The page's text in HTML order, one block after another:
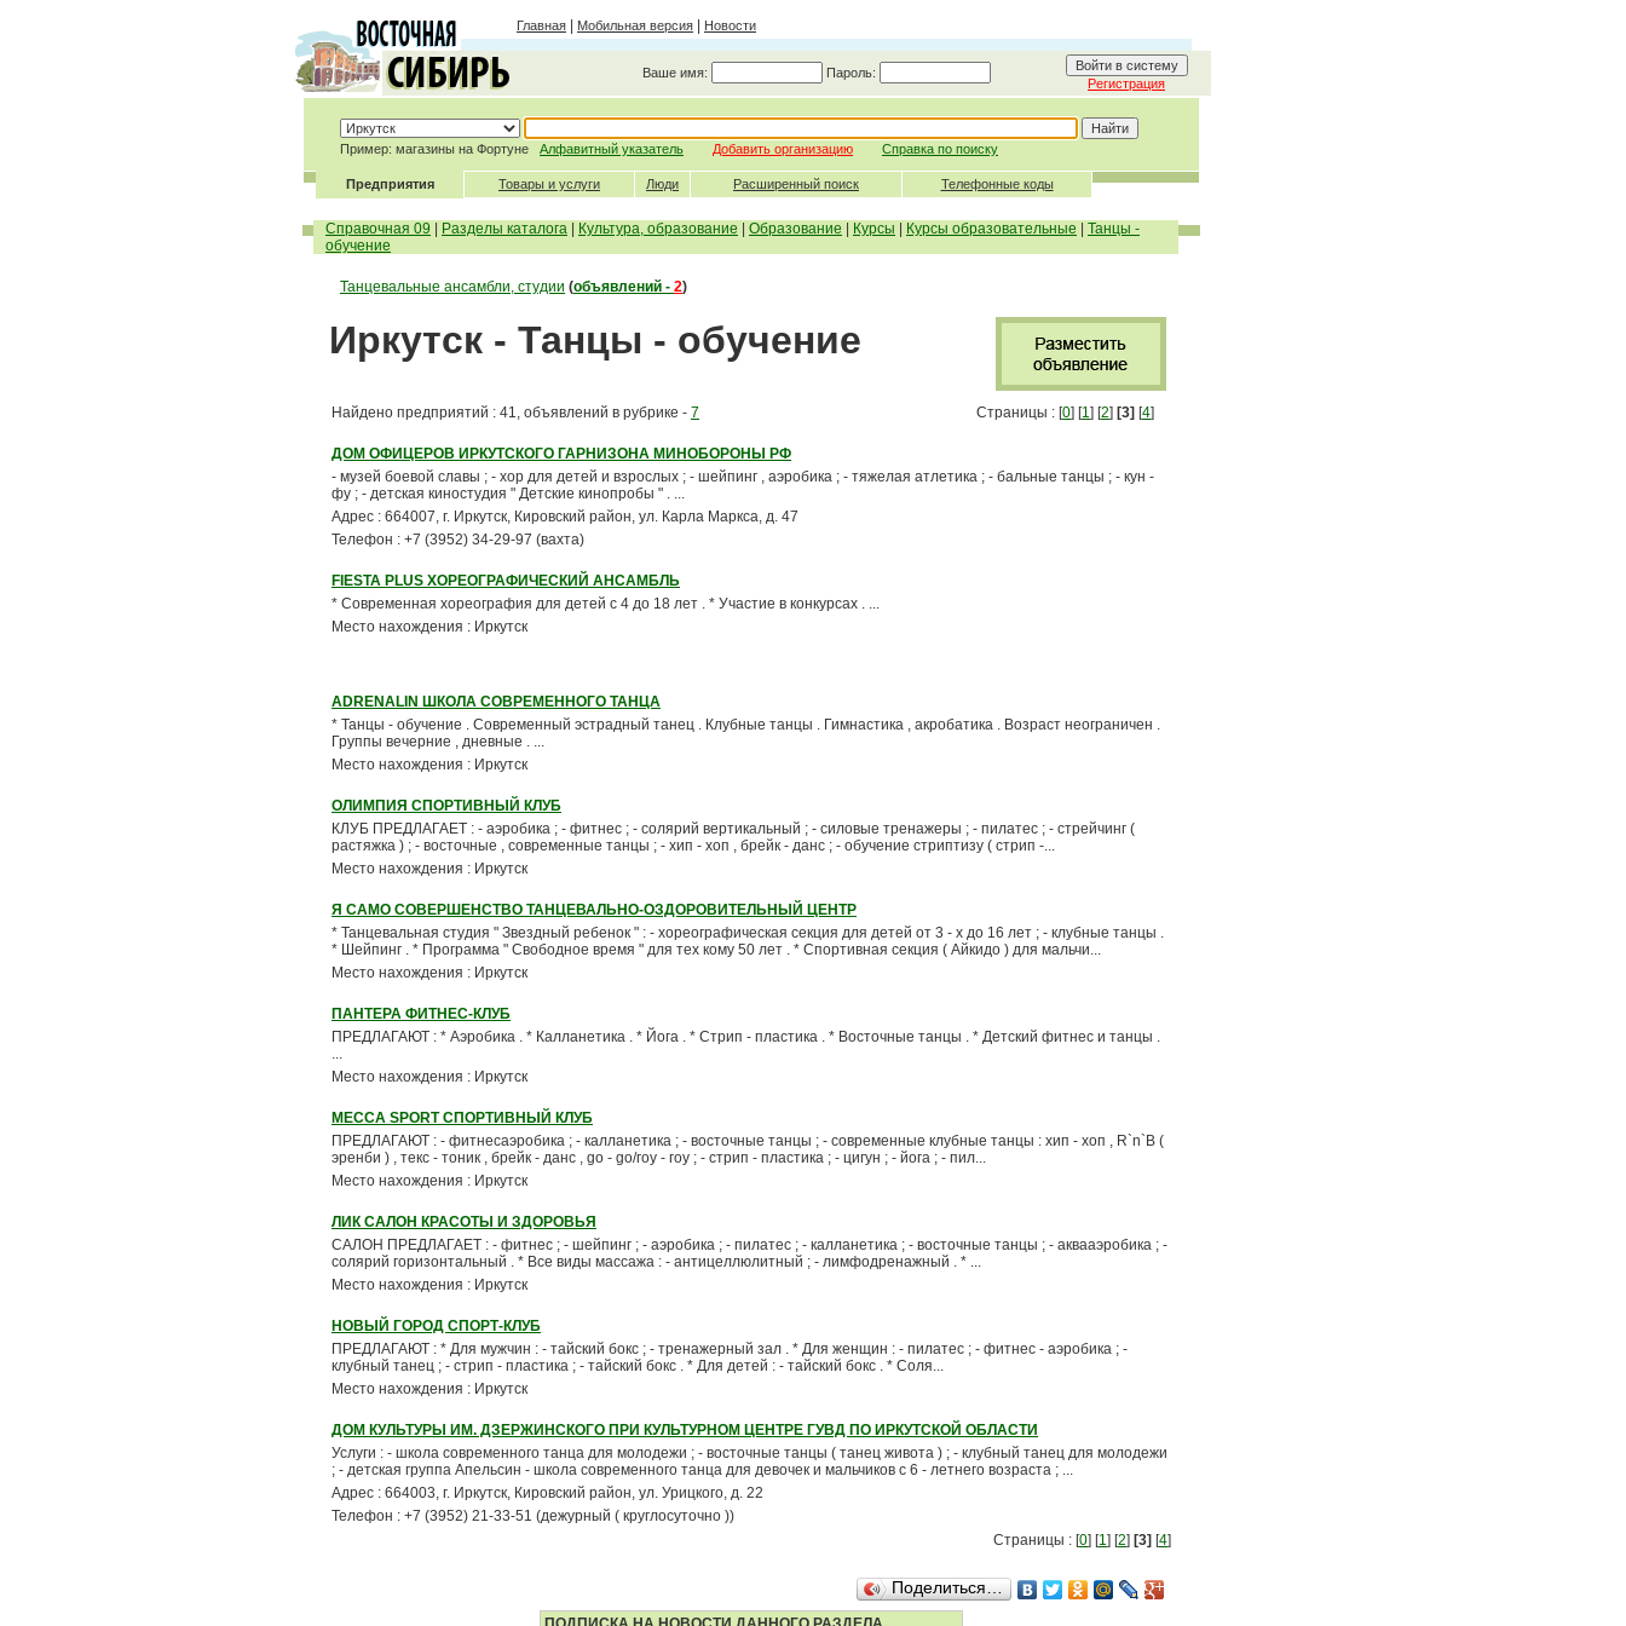
Главная Мобильная версия Новости
Ваше имя: Пароль:
Регистрация
Пример: магазины на Фортуне Алфавитный указатель Добавить организацию Справка по поиску
Предприятия Товары и услуги Люди Расширенный поиск Телефонные коды
Справочная 09 Разделы каталога Культура, образование Образование Курсы Курсы образовательные
Танцы -
обучение
Танцевальные ансамбли, студии (объявлений - 2)
Иркутск - Танцы - обучение
Найдено предприятий : 41, объявлений в рубрике - 7 Страницы : [0] [1] [2] [3] [4]
ДОМ ОФИЦЕРОВ ИРКУТСКОГО ГАРНИЗОНА МИНОБОРОНЫ РФ
- музей боевой славы ; - хор для детей и взрослых ; - шейпинг , аэробика ; - тяжелая атлетика ; - бальные танцы ; - кун -
фу ; - детская киностудия " Детские кинопробы " . ...
Адрес : 664007, г. Иркутск, Кировский район, ул. Карла Маркса, д. 47
Телефон : +7 (3952) 34-29-97 (вахта)
FIESTA PLUS ХОРЕОГРАФИЧЕСКИЙ АНСАМБЛЬ
* Современная хореография для детей с 4 до 18 лет . * Участие в конкурсах . ...
Место нахождения : Иркутск
ADRENALIN ШКОЛА СОВРЕМЕННОГО ТАНЦА
* Танцы - обучение . Современный эстрадный танец . Клубные танцы . Гимнастика , акробатика . Возраст неограничен .
Группы вечерние , дневные . ...
Место нахождения : Иркутск
ОЛИМПИЯ СПОРТИВНЫЙ КЛУБ
КЛУБ ПРЕДЛАГАЕТ : - аэробика ; - фитнес ; - солярий вертикальный ; - силовые тренажеры ; - пилатес ; - стрейчинг (
растяжка ) ; - восточные , современные танцы ; - хип - хоп , брейк - данс ; - обучение стриптизу ( стрип -...
Место нахождения : Иркутск
Я САМО СОВЕРШЕНСТВО ТАНЦЕВАЛЬНО-ОЗДОРОВИТЕЛЬНЫЙ ЦЕНТР
* Танцевальная студия " Звездный ребенок " : - хореографическая секция для детей от 3 - х до 16 лет ; - клубные танцы .
* Шейпинг . * Программа " Свободное время " для тех кому 50 лет . * Спортивная секция ( Айкидо ) для мальчи...
Место нахождения : Иркутск
ПАНТЕРА ФИТНЕС-КЛУБ
ПРЕДЛАГАЮТ : * Аэробика . * Калланетика . * Йога . * Стрип - пластика . * Восточные танцы . * Детский фитнес и танцы .
...
Место нахождения : Иркутск
MECCA SPORT СПОРТИВНЫЙ КЛУБ
ПРЕДЛАГАЮТ : - фитнесаэробика ; - калланетика ; - восточные танцы ; - современные клубные танцы : хип - хоп , R`n`B (
эренби ) , текс - тоник , брейк - данс , go - go/гоу - гоу ; - стрип - пластика ; - цигун ; - йога ; - пил...
Место нахождения : Иркутск
ЛИК САЛОН КРАСОТЫ И ЗДОРОВЬЯ
САЛОН ПРЕДЛАГАЕТ : - фитнес ; - шейпинг ; - аэробика ; - пилатес ; - калланетика ; - восточные танцы ; - аквааэробика ; -
солярий горизонтальный . * Все виды массажа : - антицеллюлитный ; - лимфодренажный . * ...
Место нахождения : Иркутск
НОВЫЙ ГОРОД СПОРТ-КЛУБ
ПРЕДЛАГАЮТ : * Для мужчин : - тайский бокс ; - тренажерный зал . * Для женщин : - пилатес ; - фитнес - аэробика ; -
клубный танец ; - стрип - пластика ; - тайский бокс . * Для детей : - тайский бокс . * Соля...
Место нахождения : Иркутск
ДОМ КУЛЬТУРЫ ИМ. ДЗЕРЖИНСКОГО ПРИ КУЛЬТУРНОМ ЦЕНТРЕ ГУВД ПО ИРКУТСКОЙ ОБЛАСТИ
Услуги : - школа современного танца для молодежи ; - восточные танцы ( танец живота ) ; - клубный танец для молодежи
; - детская группа Апельсин - школа современного танца для девочек и мальчиков с 6 - летнего возраста ; ...
Адрес : 664003, г. Иркутск, Кировский район, ул. Урицкого, д. 22
Телефон : +7 (3952) 21-33-51 (дежурный ( круглосуточно ))
Страницы : [0] [1] [2] [3] [4]
Поделиться…